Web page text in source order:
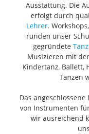
Ausstattung. Die
erfolgt durch
Lehrer.
runden unser
gegründete
Musizieren mit
Kindertanz, Ballett,
Tanzen
Das
von Instrumenten
wir ausreichend